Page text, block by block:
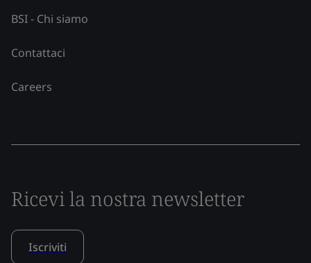
BSI - Chi siamo
Contattaci
Careers
Ricevi la nostra newsletter
Iscriviti